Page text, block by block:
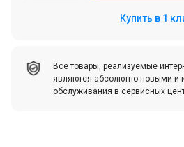
Купить в 1
Все товары, реализуемые
являются абсолютно новыми и
обслуживания в сервисных